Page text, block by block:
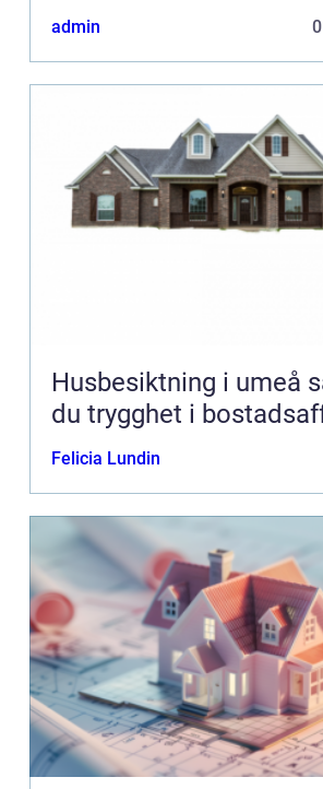
admin
Husbesiktning i umeå så skapar
du trygghet i
Felicia Lundin